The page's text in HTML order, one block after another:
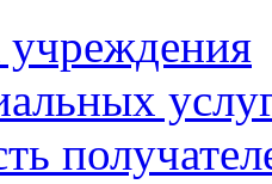
учреждения